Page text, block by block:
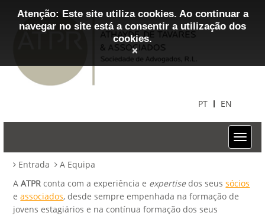
PT EN
Entrada
A Equipa
AATPR conta com a experiência e expertisedos seussócios
eassociados, desde sempre empenhada na formação de
jovens estagiários e na contínua formação dos seus
Atenção: Este site utiliza cookies. Ao continuar a
navegar no site está a consentir a utilização dos
cookies.
×